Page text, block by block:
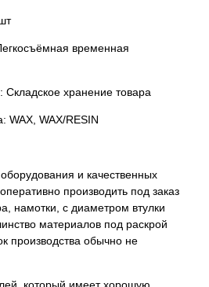
временная
Складское хранение товара
WAX, WAX/RESIN
и качественных
производить под заказ
намотки, с диаметром втулки
материалов под раскрой
производства обычно не